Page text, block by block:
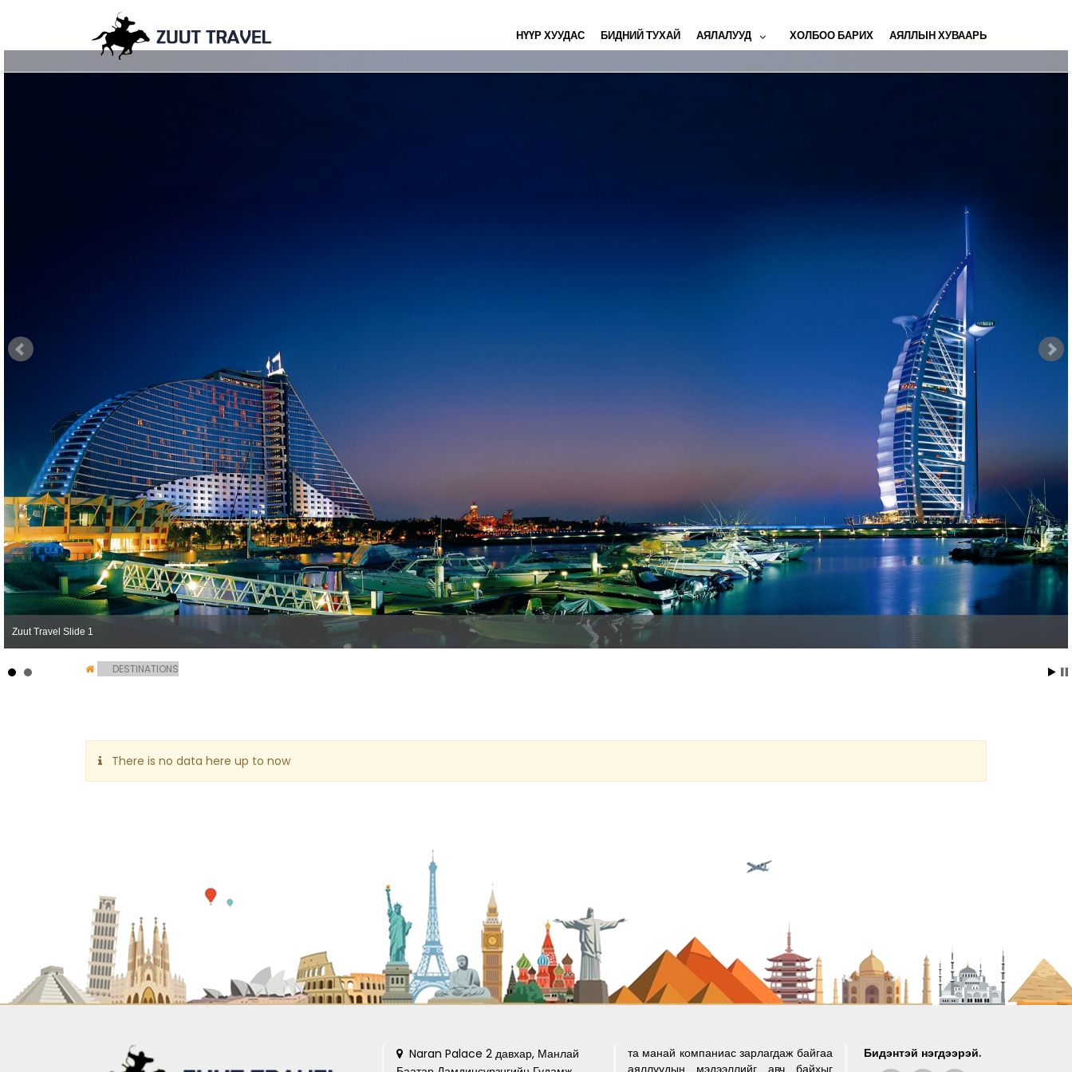
НҮҮР ХУУДАС БИДНИЙ ТУХАЙ АЯЛАЛУУД ХОЛБОО БАРИХ АЯЛЛЫН ХУВААРЬ
Zuut Travel Slide 1
DESTINATIONS
There is no data here up to now
Naran Palace 2 давхар, Манлай
та манай компаниас зарлагдаж байгаа
аяллуудын мэдээллийг авч байхыг
Бидэнтэй нэгдээрэй.